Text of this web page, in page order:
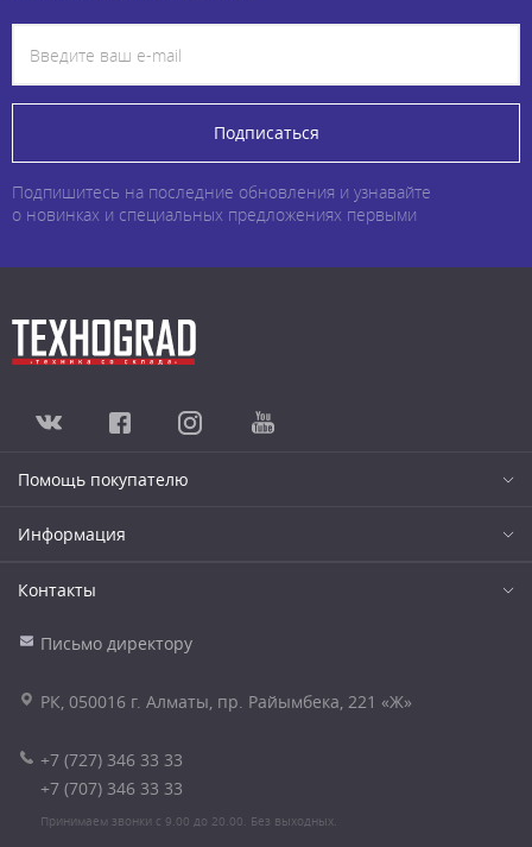
Подписаться
Подпишитесь на последние обновления и узнавайте
о новинках и специальных предложениях первыми
Помощь покупателю
Информация
Контакты
Письмо директору
РК, 050016 г. Алматы, пр. Райымбека, 221 «Ж»
+7 (727) 346 33 33
+7 (707) 346 33 33
Принимаем звонки с 9.00 до 20.00. Без выходных.